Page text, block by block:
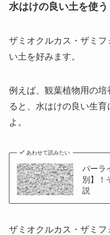
水はけの良い土を使う
ザミオクルカス・ザミ
い土を好みます。
例えば、 観葉植物用の
ると、水はけの良い生育
よ。
あわせて読みたい
パーラ
別】！
説
ザミオクルカス・ザミ